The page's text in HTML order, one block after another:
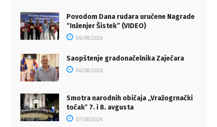
Povodom Dana rudara uručene Nagrade
“Inženjer Šistek” (VIDEO)
06/08/2026
Saopštenje gradonačelnika Zaječara
06/08/2026
Smotra narodnih običaja „Vražogrnački
točakˮ 7. i 8. avgusta
07/08/2026